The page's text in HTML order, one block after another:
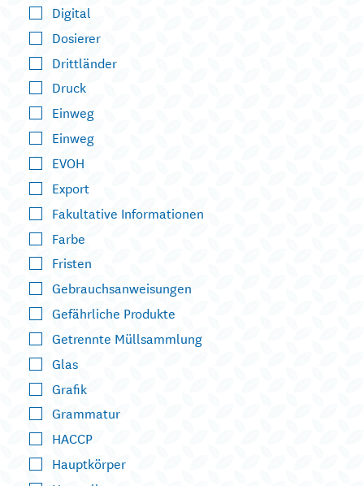
Digital
Dosierer
Drittländer
Druck
Einweg
Einweg
EVOH
Export
Fakultative Informationen
Farbe
Fristen
Gebrauchsanweisungen
Gefährliche Produkte
Getrennte Müllsammlung
Glas
Grafik
Grammatur
HACCP
Hauptkörper